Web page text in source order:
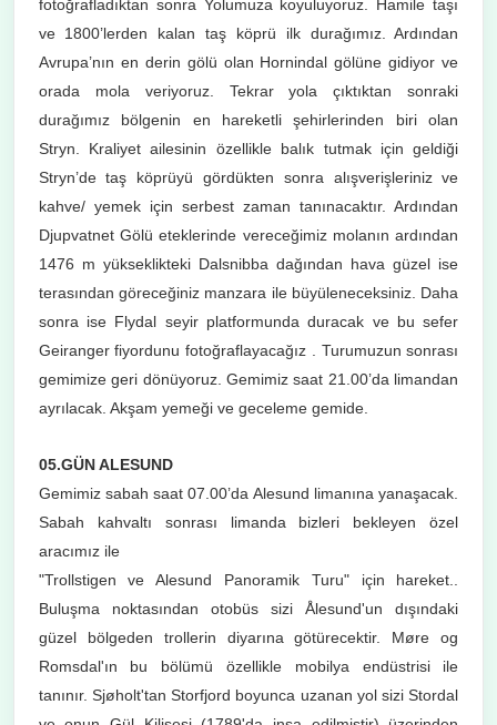
fotoğrafladıktan sonra Yolumuza koyuluyoruz. Hamile taşı
ve 1800’lerden kalan taş köprü ilk durağımız. Ardından
Avrupa’nın en derin gölü olan Hornindal gölüne gidiyor ve
orada mola veriyoruz. Tekrar yola çıktıktan sonraki
durağımız bölgenin en hareketli şehirlerinden biri olan
Stryn. Kraliyet ailesinin özellikle balık tutmak için geldiği
Stryn’de taş köprüyü gördükten sonra alışverişleriniz ve
kahve/ yemek için serbest zaman tanınacaktır. Ardından
Djupvatnet Gölü eteklerinde vereceğimiz molanın ardından
1476 m yükseklikteki Dalsnibba dağından hava güzel ise
terasından göreceğiniz manzara ile büyüleneceksiniz. Daha
sonra ise Flydal seyir platformunda duracak ve bu sefer
Geiranger fiyordunu fotoğraflayacağız . Turumuzun sonrası
gemimize geri dönüyoruz. Gemimiz saat 21.00’da limandan
ayrılacak. Akşam yemeği ve geceleme gemide.
05.GÜN ALESUND
Gemimiz sabah saat 07.00’da Alesund limanına yanaşacak.
Sabah kahvaltı sonrası limanda bizleri bekleyen özel
aracımız ile
"Trollstigen ve Alesund Panoramik Turu" için hareket..
Buluşma noktasından otobüs sizi Ålesund'un dışındaki
güzel bölgeden trollerin diyarına götürecektir. Møre og
Romsdal'ın bu bölümü özellikle mobilya endüstrisi ile
tanınır. Sjøholt'tan Storfjord boyunca uzanan yol sizi Stordal